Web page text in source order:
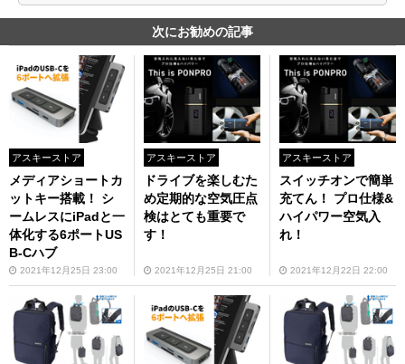
次にお勧めの記事
アスキーストア
メディアショートカ
ットキー搭載！ シ
ームレスにiPadと一
体化する6ポートUS
B-Cハブ
2021年12月25日 23:00
アスキーストア
ドライブを楽しむた
め定期的な空気圧点
検はとても重要で
す！
2021年12月25日 21:00
アスキーストア
スイッチオンで簡単
充てん！ プロ仕様&
ハイパワー空気入
れ！
2021年12月22日 22:00